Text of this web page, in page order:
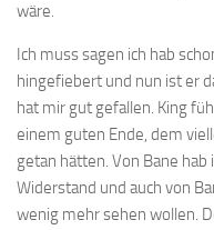
wäre.
Ich muss sagen ich hab
hingefiebert und nun ist er
hat mir gut gefallen. King
einem guten Ende, dem
getan hätten. Von Bane
Widerstand und auch von
wenig mehr sehen wollen.